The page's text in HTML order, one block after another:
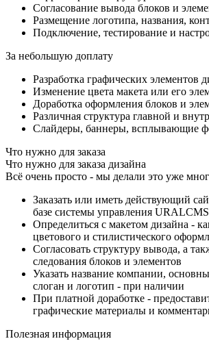
Согласование вывода блоков и
Размещение логотипа, названия,
Подключение, тестирование и
За небольшую доплату
Разработка графических элементов
Изменение цвета макета или его
Доработка оформления блоков и
Различная структура главной и
Слайдеры, баннеры, всплывающие
Что нужно для заказа
Что нужно для заказа дизайна
Всё очень просто - мы делали это уже
Заказать или иметь действующий
базе системы управления URALCMS
Определиться с макетом дизайна -
цветового и стилистического
Согласовать структуру вывода, а
следования блоков и элементов
Указать название компании,
слоган и логотип - при наличии
При платной доработке -
графические материалы и
Полезная информация